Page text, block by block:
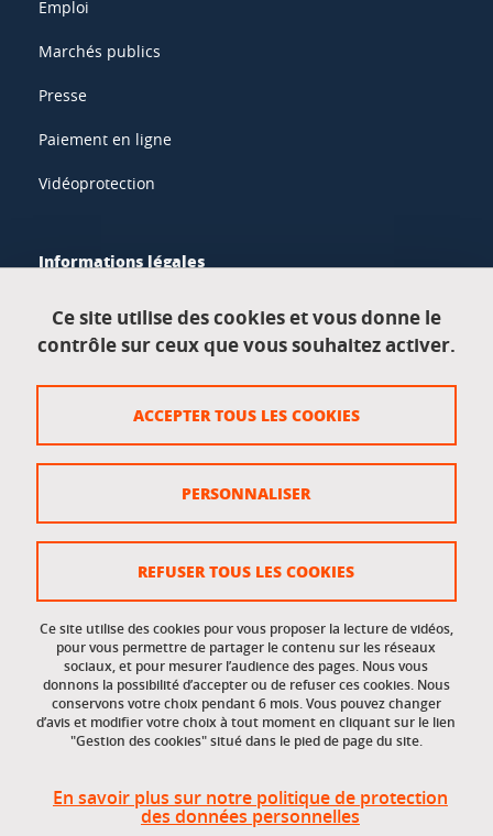
Emploi
Marchés publics
Presse
Paiement en ligne
Vidéoprotection
Informations légales
Données personnelles
Crédits
Gestion des cookies
Accessibilité : non conforme
Accès réservés
Intranet des étudiants et des personnels
Ce site utilise des cookies et vous donne le
contrôle sur ceux que vous souhaitez activer.
Ce site utilise des cookies pour vous proposer la lecture de vidéos,
pour vous permettre de partager le contenu sur les réseaux
sociaux, et pour mesurer l’audience des pages. Nous vous
donnons la possibilité d’accepter ou de refuser ces cookies. Nous
conservons votre choix pendant 6 mois. Vous pouvez changer
d’avis et modifier votre choix à tout moment en cliquant sur le lien
"Gestion des cookies" situé dans le pied de page du site.
En savoir plus sur notre politique de protection
des données personnelles
ACCEPTER TOUS LES COOKIES
REFUSER TOUS LES COOKIES
PERSONNALISER